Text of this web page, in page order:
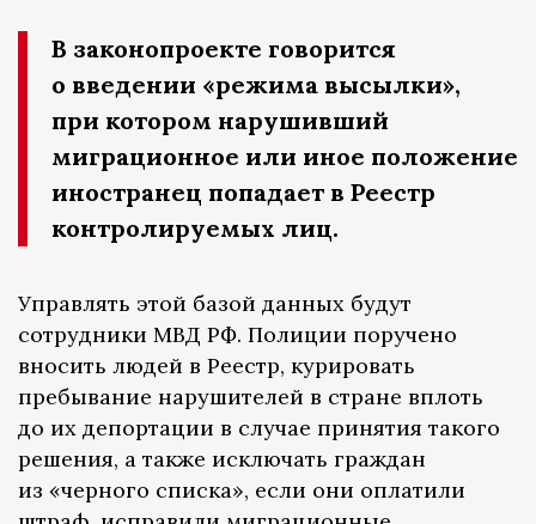
В законопроекте говорится
о введении «режима высылки»,
при котором нарушивший
миграционное или иное положение
иностранец попадает в Реестр
контролируемых лиц.
Управлять этой базой данных будут
сотрудники МВД РФ. Полиции поручено
вносить людей в Реестр, курировать
пребывание нарушителей в стране вплоть
до их депортации в случае принятия такого
решения, а также исключать граждан
из «черного списка», если они оплатили